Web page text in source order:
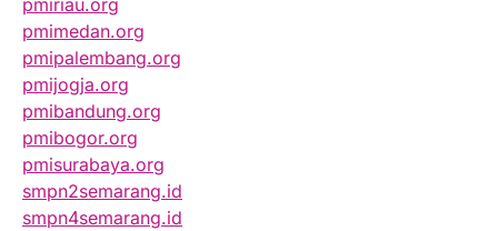
pmiriau.org
pmimedan.org
pmipalembang.org
pmijogja.org
pmibandung.org
pmibogor.org
pmisurabaya.org
smpn2semarang.id
smpn4semarang.id